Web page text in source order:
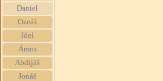
Daniel
Ozeáš
Jóel
Ámos
Abdijáš
Jonáš